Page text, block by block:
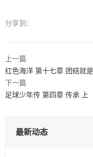
分享到：
上一篇
红色海洋 第十七章 团结就
下一篇
足球少年传 第四章 传承 上
最新动态